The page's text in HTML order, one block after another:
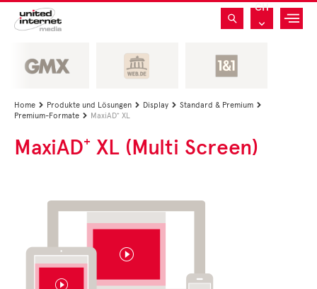
CH
Home  Produkte und Lösungen  Display  Standard & Premium 
Premium-Formate  MaxiAD⁺ XL
MaxiAD⁺ XL (Multi Screen)